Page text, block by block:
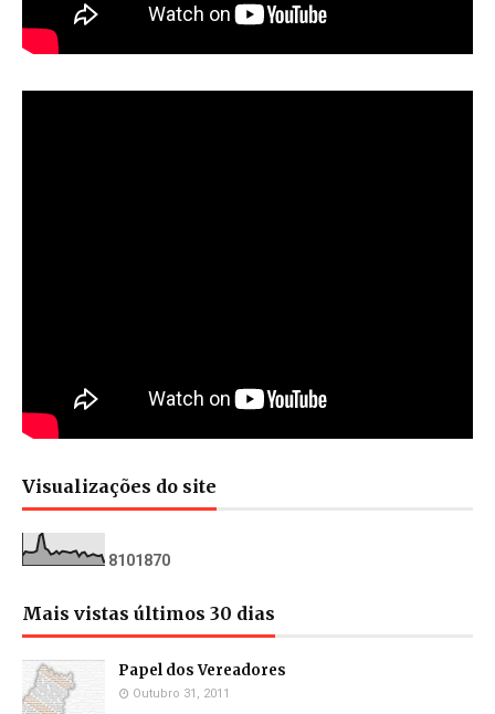
Visualizações do site
81 01 870
Mais vistas últimos 30 dias
Papel dos Vereadores
Outubro 31, 2011